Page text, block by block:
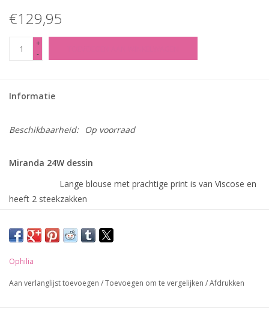
€129,95
+
-
Informatie
Beschikbaarheid: Op voorraad
Miranda 24W dessin
Lange blouse met prachtige print is van Viscose en
heeft 2 steekzakken
Kraag
Viscose
knoopsluiting
Ophilia
Aan verlanglijst toevoegen /Toevoegen om te vergelijken /Afdrukken